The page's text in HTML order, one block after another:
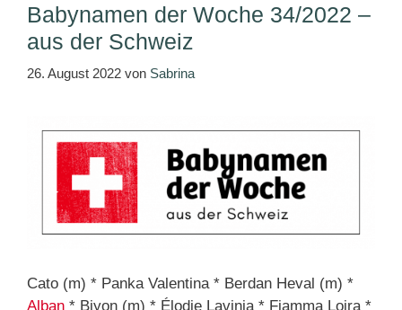
Babynamen der Woche 34/2022 –
aus der Schweiz
26. August 2022 von Sabrina
Cato (m) * Panka Valentina * Berdan Heval (m) *
Alban * Biyon (m) * Élodie Lavinia * Fiamma Loira *